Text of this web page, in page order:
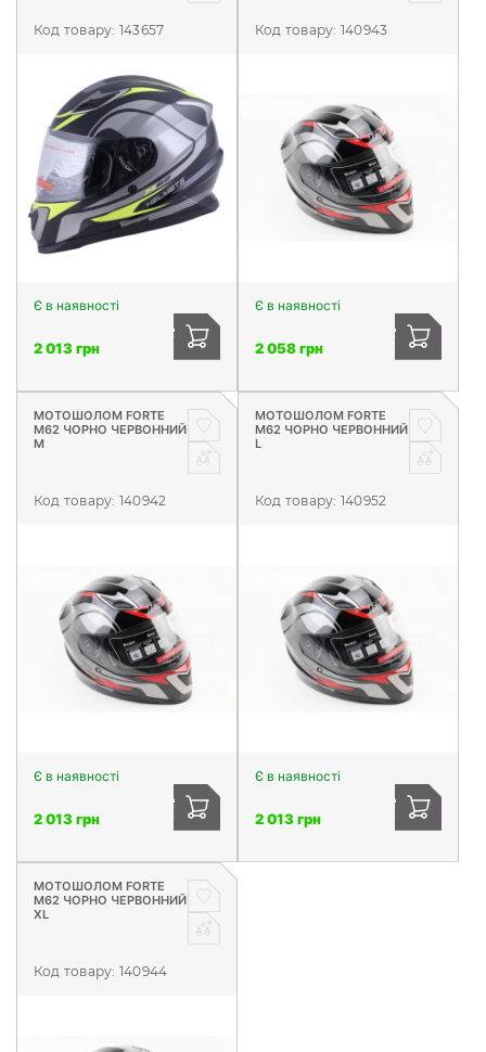
Код товару: 143657
Є в наявності
2 013 грн
Код товару: 140943
Є в наявності
2 058 грн
МОТОШОЛОМ FORTE
М62 ЧОРНО ЧЕРВОННИЙ
M
Код товару: 140942
Є в наявності
2 013 грн
МОТОШОЛОМ FORTE
М62 ЧОРНО ЧЕРВОННИЙ
L
Код товару: 140952
Є в наявності
2 013 грн
МОТОШОЛОМ FORTE
М62 ЧОРНО ЧЕРВОННИЙ
XL
Код товару: 140944